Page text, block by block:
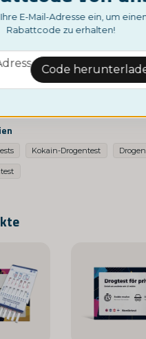
Sie die Kontrolle
genießen Sie die
haben.
stellen
etwas über dieses
meine Frage
Kokain-Drogentest
E-Mail-Adresse ein, um einen
Rabattcode zu erhalten!
Code